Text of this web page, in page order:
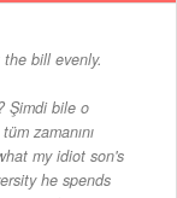
bill evenly.
Şimdi bile o
zamanını
my idiot son's
he spends